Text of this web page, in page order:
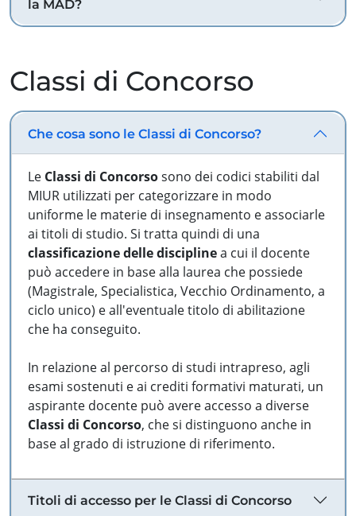
la MAD?
Classi di Concorso
Che cosa sono le Classi di Concorso?
Le Classi di Concorsosono dei codici stabiliti dal
MIUR utilizzati per categorizzare in modo
uniforme le materie di insegnamento e associarle
ai titoli di studio. Si tratta quindi di una
classificazione delle disciplinea cui il docente
può accedere in base alla laurea che possiede
(Magistrale, Specialistica, Vecchio Ordinamento, a
ciclo unico) e all'eventuale titolo di abilitazione
che ha conseguito.
In relazione al percorso di studi intrapreso, agli
esami sostenuti e ai crediti formativi maturati, un
aspirante docente può avere accesso a diverse
Classi di Concorso, che si distinguono anche in
base al grado di istruzione di riferimento.
Titoli di accesso per le Classi di Concorso